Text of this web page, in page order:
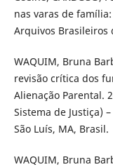
nas varas de
Arquivos Brasileiros
WAQUIM, Bruna
revisão crítica dos
Alienação Parental.
Sistema de Justiça)
São Luís, MA, Brasil.
WAQUIM, Bruna